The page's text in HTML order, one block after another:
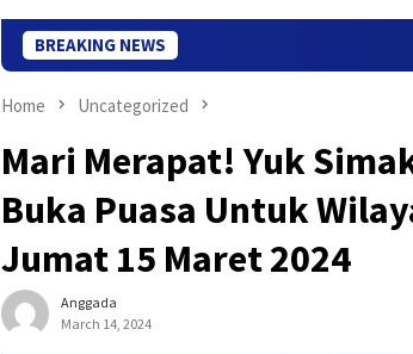
BREAKING NEWS
Home Uncategorized
Mari Merapat! Yuk
Buka Puasa Untuk
Jumat 15 Maret 2024
Anggada
March 14, 2024